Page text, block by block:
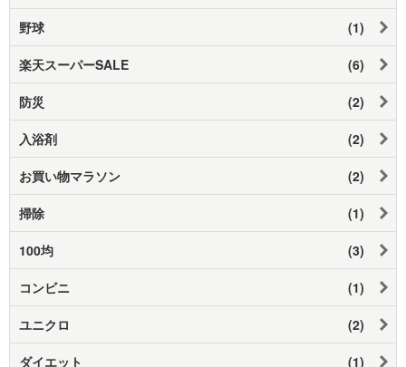
野球 (1)
楽天スーパーSALE (6)
防災 (2)
入浴剤 (2)
お買い物マラソン (2)
掃除 (1)
100均 (3)
コンビニ (1)
ユニクロ (2)
ダイエット (1)